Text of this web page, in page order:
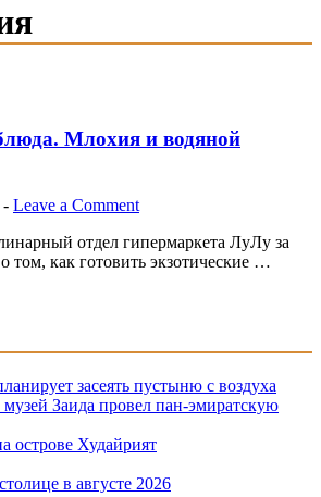
Млохия и водяной
- Leave a Comment
отдел гипермаркета ЛуЛу за
том, как готовить экзотические …
засеять пустыню с воздуха
Заида провел пан-эмиратскую
острове Худайрият
в августе 2026